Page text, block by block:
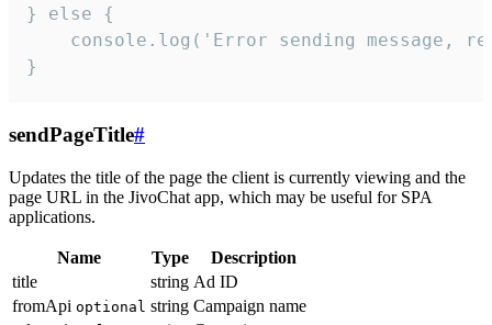
} else {
console.log('Error sending message,
}
sendPageTitle#
Updates the title of the page the client is currently viewing and the
page URL in the JivoChat app, which may be useful for SPA
applications.
Name Type
Description
title
string Ad ID
fromApi optional string Campaign name